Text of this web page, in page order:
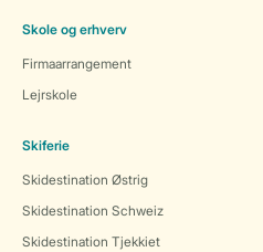
Skole og erhverv
Firmaarrangement
Lejrskole
Skiferie
Skidestination Østrig
Skidestination Schweiz
Skidestination Tjekkiet